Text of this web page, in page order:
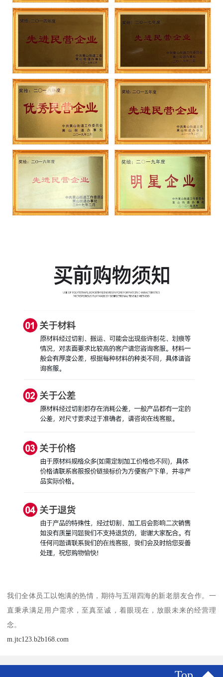
我们全体员工以饱满的热情，期待与五湖四海的新老朋友合作。一
直秉承满足用户需求，至真至诚，着眼现在，放眼未来的经营理
念。
m.jtc123.b2b168.com